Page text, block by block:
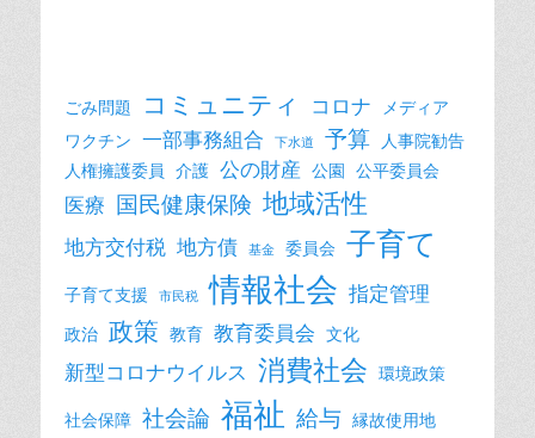
ごみ問題 コミュニティ コロナ
メディア
ワクチン 一部事務組合 下水道 予算 人事院勧告
人権擁護委員 介護 公の財産 公園 公平委員会
医療 国民健康保険 地域活性
地方交付税 地方債 基金 委員会 子育て
子育て支援 市民税 情報社会 指定管理
政治 政策 教育 教育委員会 文化
新型コロナウイルス 消費社会 環境政策
社会保障 社会論 福祉 給与 縁故使用地